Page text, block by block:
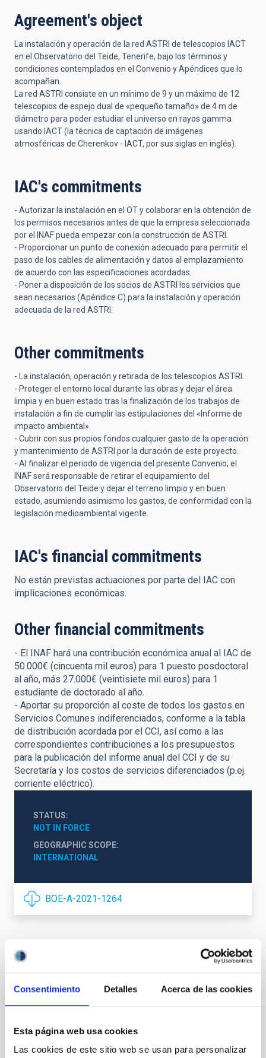
Consentimiento Detalles Acerca de las cookies
Esta página web usa cookies
Las cookies de este sitio web se usan para personalizar
Agreement's object
La instalación y operación de la red ASTRI de telescopios IACT
en el Observatorio del Teide, Tenerife, bajo los términos y
condiciones contemplados en el Convenio y Apéndices que lo
acompañan.
La red ASTRI consiste en un mínimo de 9 y un máximo de 12
telescopios de espejo dual de «pequeño tamaño» de 4 m de
diámetro para poder estudiar el universo en rayos gamma
usando IACT (la técnica de captación de imágenes
atmosféricas de Cherenkov - IACT, por sus siglas en inglés).
IAC's commitments
- Autorizar la instalación en el OT y colaborar en la obtención de
los permisos necesarios antes de que la empresa seleccionada
por el INAF pueda empezar con la construcción de ASTRI.
- Proporcionar un punto de conexión adecuado para permitir el
paso de los cables de alimentación y datos al emplazamiento
de acuerdo con las especificaciones acordadas.
- Poner a disposición de los socios de ASTRI los servicios que
sean necesarios (Apéndice C) para la instalación y operación
adecuada de la red ASTRI.
Other commitments
- La instalación, operación y retirada de los telescopios ASTRI.
- Proteger el entorno local durante las obras y dejar el área
limpia y en buen estado tras la finalización de los trabajos de
instalación a fin de cumplir las estipulaciones del «Informe de
impacto ambiental».
- Cubrir con sus propios fondos cualquier gasto de la operación
y mantenimiento de ASTRI por la duración de este proyecto.
- Al finalizar el periodo de vigencia del presente Convenio, el
INAF será responsable de retirar el equipamiento del
Observatorio del Teide y dejar el terreno limpio y en buen
estado, asumiendo asimismo los gastos, de conformidad con la
legislación medioambiental vigente.
IAC's financial commitments
No están previstas actuaciones por parte del IAC con
implicaciones económicas.
Other financial commitments
- El INAF hará una contribución económica anual al IAC de
50.000€ (cincuenta mil euros) para 1 puesto posdoctoral
al año, más 27.000€ (veintisiete mil euros) para 1
estudiante de doctorado al año.
- Aportar su proporción al coste de todos los gastos en
Servicios Comunes indiferenciados, conforme a la tabla
de distribución acordada por el CCI, así como a las
correspondientes contribuciones a los presupuestos
para la publicación del informe anual del CCI y de su
Secretaría y los costos de servicios diferenciados (p.ej.
corriente eléctrico).
STATUS
NOT IN FORCE
GEOGRAPHIC SCOPE
INTERNATIONAL
BOE-A-2021-1264
It may interest you
y el Instituto de Astrofísica de Canarias
para la operación del Telescopio Óptico